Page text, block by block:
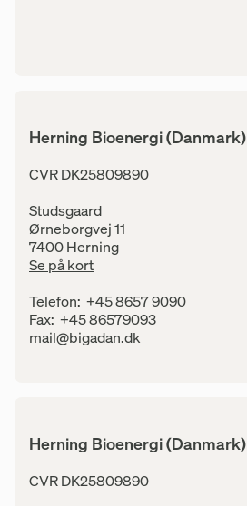
Herning Bioenergi (Danmark)
Adresse
CVR DK25809890
Studsgaard
Ørneborgvej 11
7400 Herning
Se på kort
Kontaktinfo
Telefon: +45 8657 9090
Fax: +45 86579093
E-mail:
mail@bigadan.dk
Herning Bioenergi (Danmark)
Adresse
CVR DK25809890